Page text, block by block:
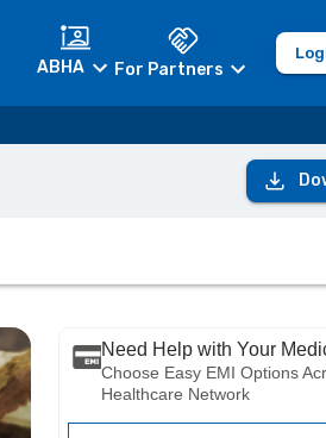
ABHA For Partners
Need Help with Your
Choose Easy EMI Options
Healthcare Network